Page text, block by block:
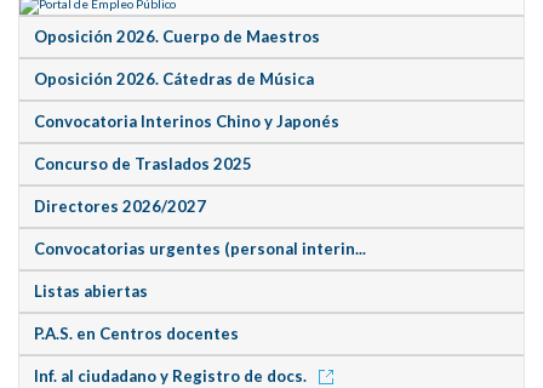
Oposición 2026. Cuerpo de Maestros
Oposición 2026. Cátedras de Música
Convocatoria Interinos Chino y Japonés
Concurso de Traslados 2025
Directores 2026/2027
Convocatorias urgentes (personal interin...
Listas abiertas
P.A.S. en Centros docentes
Inf. al ciudadano y Registro de docs.